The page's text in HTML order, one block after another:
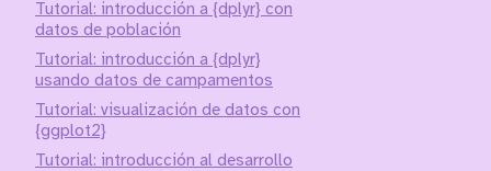
Tutorial: introducción a {dplyr} con
datos de población
Tutorial: introducción a {dplyr}
usando datos de campamentos
Tutorial: visualización de datos con
{ggplot2}
Tutorial: introducción al desarrollo